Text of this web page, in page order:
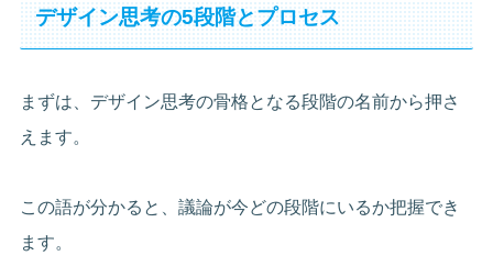
デザイン思考の5段階とプロセス
まずは、デザイン思考の骨格となる段階の名前から押さ
えます。
この語が分かると、議論が今どの段階にいるか把握でき
ます。